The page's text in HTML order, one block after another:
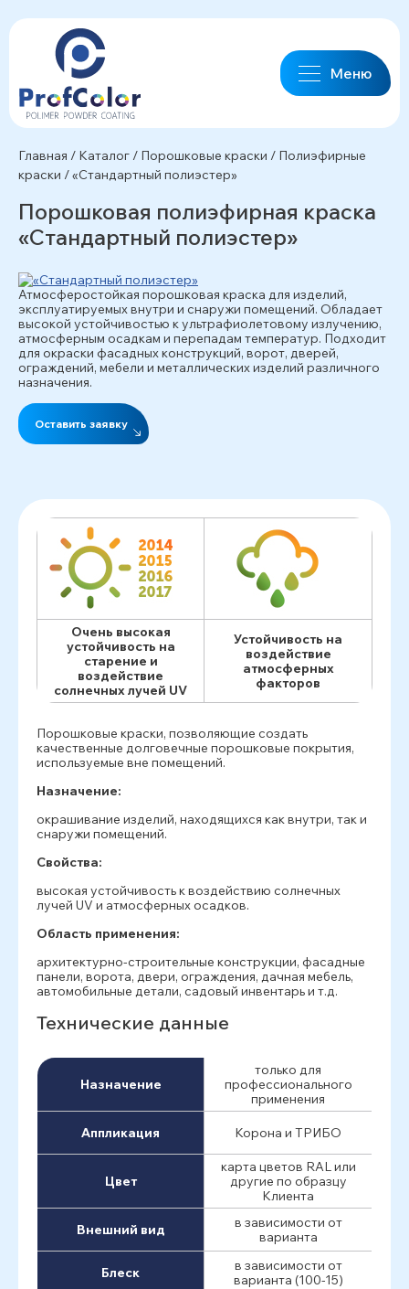
Меню
Главная / Каталог / Порошковые краски / Полиэфирные
краски /«Стандартный полиэстер»
Порошковая полиэфирная краска
«Стандартный полиэстер»
Атмосферостойкая порошковая краска для изделий,
эксплуатируемых внутри и снаружи помещений. Обладает
высокой устойчивостью к ультрафиолетовому излучению,
атмосферным осадкам и перепадам температур. Подходит
для окраски фасадных конструкций, ворот, дверей,
ограждений, мебели и металлических изделий различного
назначения.
Оставить заявку
Очень высокая
устойчивость на
старение и
воздействие
солнечных лучей UV
Устойчивость на
воздействие
атмосферных
факторов
Порошковые краски, позволяющие создать
качественные долговечные порошковые покрытия,
используемые вне помещений.
Назначение:
окрашивание изделий, находящихся как внутри, так и
снаружи помещений.
Свойства:
высокая устойчивость к воздействию солнечных
лучей UV и атмосферных осадков.
Область применения:
архитектурно-строительные конструкции, фасадные
панели, ворота, двери, ограждения, дачная мебель,
автомобильные детали, садовый инвентарь и т.д.
Технические данные
Назначение
только для
профессионального
применения
Аппликация Корона и ТРИБО
Цвет
карта цветов RAL или
другие по образцу
Клиента
Внешний вид
в зависимости от
варианта
Блеск
в зависимости от
варианта (100-15)